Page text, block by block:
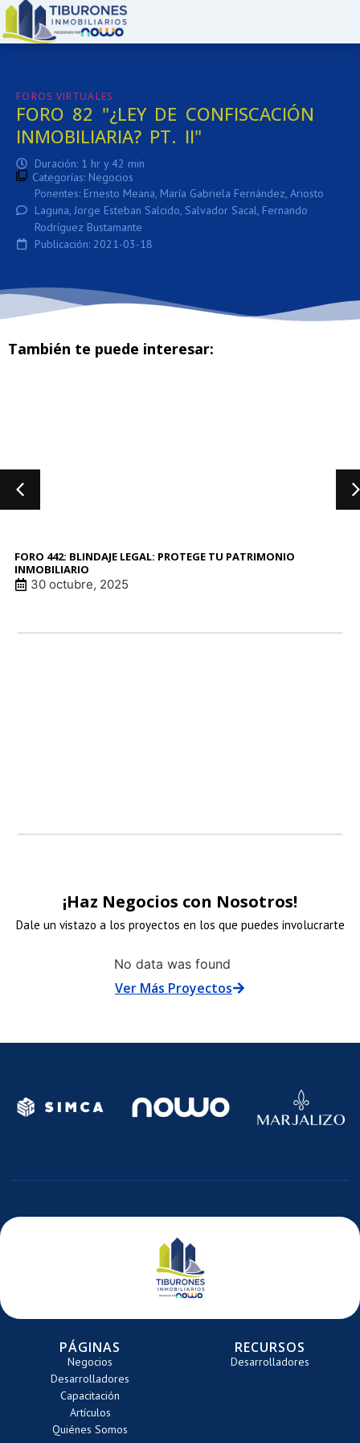
FOROS VIRTUALES:
FORO 82 "¿LEY DE CONFISCACIÓN
INMOBILIARIA? PT. II"
Duración: 1 hr y 42 min
Categorías: Negocios
Ponentes: Ernesto Meana, María Gabriela Fernández, Ariosto
Laguna, Jorge Esteban Salcido, Salvador Sacal, Fernando
Rodríguez Bustamante
Publicación: 2021-03-18
También te puede interesar:
FORO 442: BLINDAJE LEGAL: PROTEGE TU PATRIMONIO
INMOBILIARIO
30 octubre, 2025
¡Haz Negocios con Nosotros!
Dale un vistazo a los proyectos en los que puedes involucrarte
No data was found
Ver Más Proyectos
ENLACE
DE
IMAGEN
CARRETE
ENLACE
DE
DE
PÁGINAS
Negocios
Desarrolladores
Capacitación
Artículos
Quiénes Somos
RECURSOS
Desarrolladores